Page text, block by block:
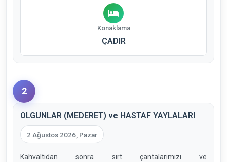
Konaklama
ÇADIR
2
OLGUNLAR (MEDERET) ve HASTAF YAYLALARI
2 Ağustos 2026, Pazar
Kahvaltıdan sonra sırt çantalarımızı ve